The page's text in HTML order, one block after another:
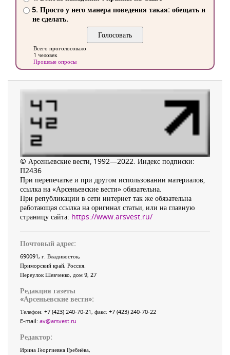
5. Просто у него манера поведения такая: обещать и
не сделать.
Всего проголосовало
1 человек
Прошлые опросы
© Арсеньевские вести, 1992—2022. Индекс подписки:
П2436
При перепечатке и при другом использовании материалов,
ссылка на «Арсеньевские вести» обязательна.
При републикации в сети интернет так же обязательна
работающая ссылка на оригинал статьи, или на главную
страницу сайта: https://www.arsvest.ru/
Почтовый адрес:
690091, г. Владивосток,
Приморский край, Россия
Переулок Шевченко, дом 9, 27
Редакция газеты
«Арсеньевские вести»:
Телефон: +7 (423) 240-70-21, факс: +7 (423) 240-70-22
E-mail: av@arsvest.ru
Редактор:
Ирина Георгиевна Гребнёва,